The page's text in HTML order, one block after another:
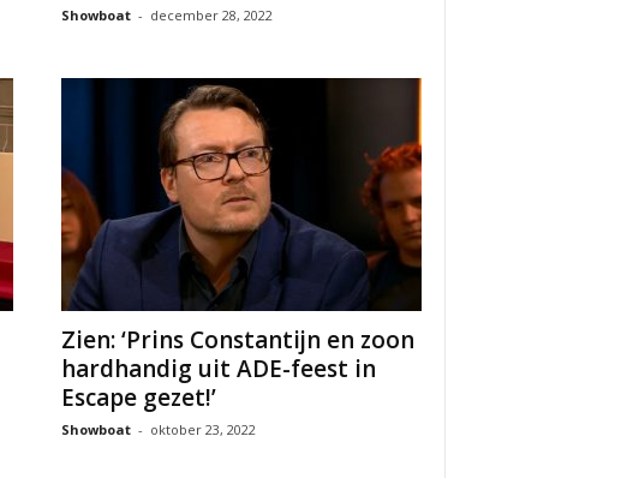
Showboat - december 28, 2022
Zien: ‘Prins Constantijn en zoon
hardhandig uit ADE-feest in
Escape gezet!’
Showboat - oktober 23, 2022